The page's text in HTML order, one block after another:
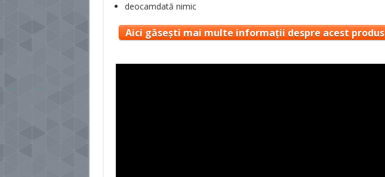
deocamdată nimic
Aici găsești mai multe informații despre acest produs